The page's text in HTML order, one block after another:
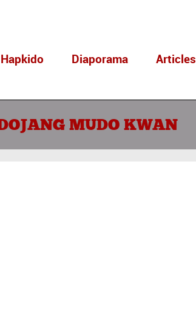
Hapkido Diaporama Articles
MUDO KWAN